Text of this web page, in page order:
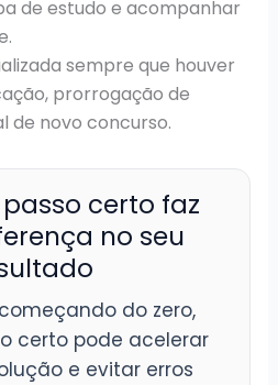
de estudo e acompanhar
sempre que houver
prorrogação de
de novo concurso.
certo faz
no seu
do zero,
certo pode acelerar
e evitar erros